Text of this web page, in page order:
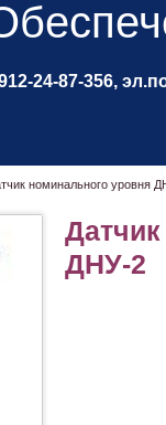
24-87-356,
номинального уровня
ДНУ-2